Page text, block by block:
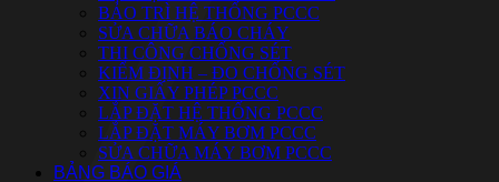
BẢO TRÌ HỆ THỐNG PCCC
SỬA CHỮA BÁO CHÁY
THI CÔNG CHỐNG SÉT
KIỂM ĐỊNH – ĐO CHỐNG SÉT
XIN GIẤY PHÉP PCCC
LẮP ĐẶT HỆ THỐNG PCCC
LẮP ĐẶT MÁY BƠM PCCC
SỬA CHỮA MÁY BƠM PCCC
BẢNG BÁO GIÁ